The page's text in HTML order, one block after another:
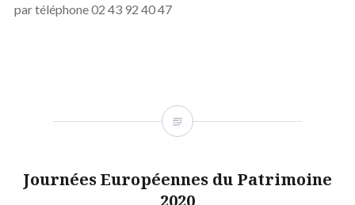
par téléphone 02 43 92 40 47
Journées Européennes du Patrimoine
2020